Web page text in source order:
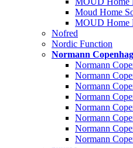
Moud Home
MOUD Home
Nofred
Nordic Function
Normann
Normann
Normann
Normann
Normann
Normann
Normann
Normann
Normann